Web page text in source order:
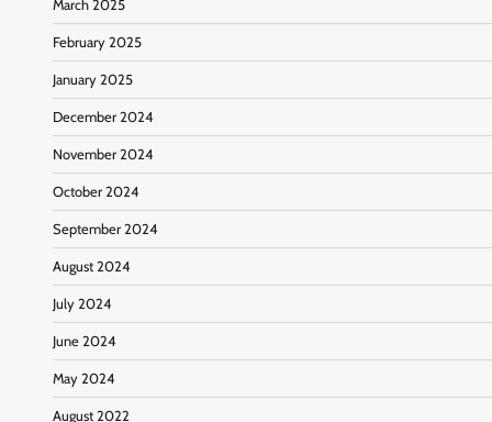
March 2025
February 2025
January 2025
December 2024
November 2024
October 2024
September 2024
August 2024
July 2024
June 2024
May 2024
August 2022